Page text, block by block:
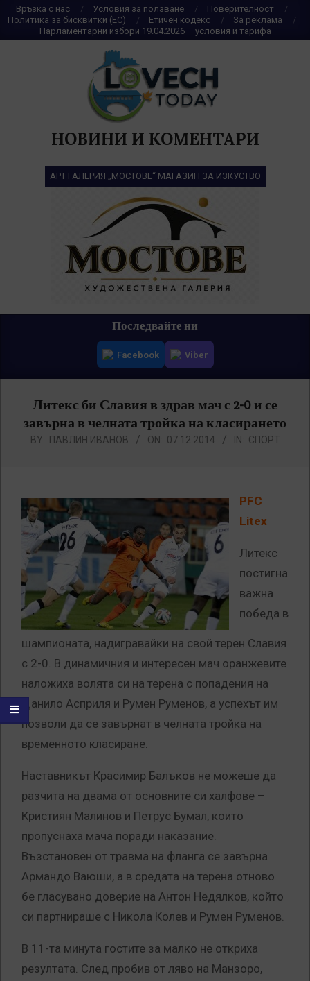
Skip
to
content
Връзка с нас Условия за ползване
Поверителност
Политика за бисквитки (ЕС)
Етичен кодекс
За реклама
Парламентарни избори 19.04.2026 – условия и тарифа
НОВИНИ И КОМЕНТАРИ
АРТ ГАЛЕРИЯ „МОСТОВЕ“ МАГАЗИН ЗА ИЗКУСТВО
Последвайте ни
Facebook Viber
Литекс би Славия в здрав мач с 2-0 и се
завърна в челната тройка на класирането
BY: ПАВЛИН ИВАНОВ ON: 07.12.2014 IN: СПОРТ
PFC
Litex
Литекс
постигна
важна
победа в
шампионата, надигравайки на свой терен Славия
с 2-0. В динамичния и интересен мач оранжевите
наложиха волята си на терена с попадения на
Данило Асприля и Румен Руменов, а успехът им
позволи да се завърнат в челната тройка на
временното класиране.
Наставникът Красимир Балъков не можеше да
разчита на двама от основните си халфове –
Кристиян Малинов и Петрус Бумал, които
пропуснаха мача поради наказание.
Възстановен от травма на фланга се завърна
Армандо Ваюши, а в средата на терена отново
бе гласувано доверие на Антон Недялков, който
си партнираше с Никола Колев и Румен Руменов.
В 11-та минута гостите за малко не откриха
резултата. След пробив от ляво на Манзоро,